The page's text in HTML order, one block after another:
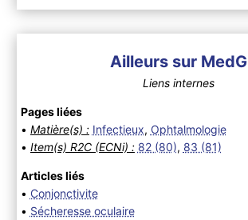
Ailleurs sur MedG
Liens internes
Pages liées
• Matière(s) : Infectieux, Ophtalmologie
• Item(s) R2C (ECNi) : 82 (80), 83 (81)
Articles liés
• Conjonctivite
• Sécheresse oculaire